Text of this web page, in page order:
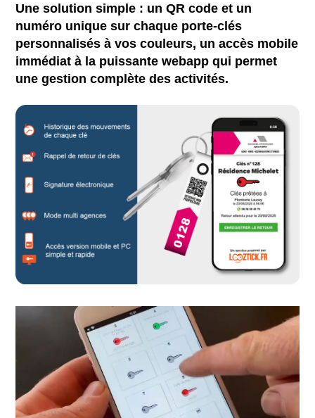
Une solution simple : un QR code et un
numéro unique sur chaque porte-clés
personnalisés à vos couleurs, un accès mobile
immédiat à la puissante webapp qui permet
une gestion complète des activités.